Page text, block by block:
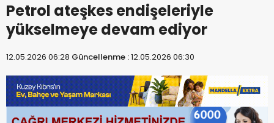
Petrol ateşkes endişeleriyle
yükselmeye devam ediyor
12.05.2026 06:28 Güncellenme :12.05.2026 06:30